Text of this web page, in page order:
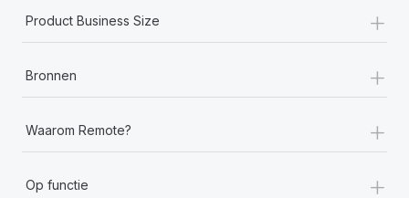
Product Business Size +
Bronnen +
Waarom Remote? +
Op functie +